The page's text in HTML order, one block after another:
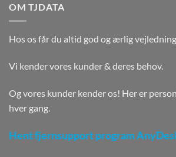
OM TJDATA
Hos os får du altid god og ærlig vejledning
Vi kender vores kunder & deres behov.
Og vores kunder kender os! Her er
hver gang.
Hent fjernsupport program